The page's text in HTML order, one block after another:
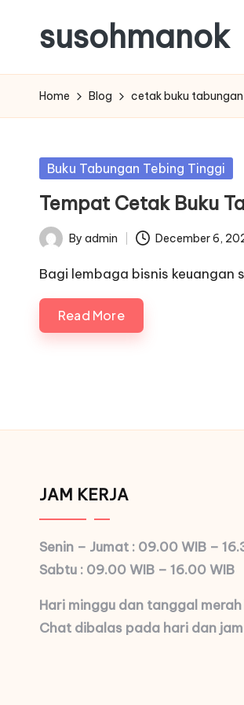
content
susohmanok
Home Blog cetak buku
Posted
Buku Tabungan Tebing Tinggi
Tempat Cetak Buku
Posted
by
By admin December 6,
Bagi lembaga bisnis keuangan
Read More
JAM KERJA
Senin – Jumat : 09.00 WIB –
Sabtu : 09.00 WIB – 16.00 WIB
Hari minggu dan tanggal merah
Chat dibalas pada hari dan